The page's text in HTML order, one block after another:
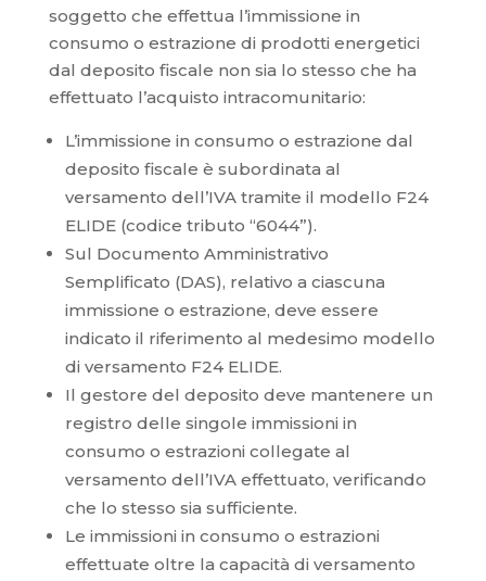
soggetto che effettua l’immissione in
consumo o estrazione di prodotti energetici
dal deposito fiscale non sia lo stesso che ha
effettuato l’acquisto intracomunitario:
L’immissione in consumo o estrazione dal
deposito fiscale è subordinata al
versamento dell’IVA tramite il modello F24
ELIDE (codice tributo “6044”).
Sul Documento Amministrativo
Semplificato (DAS), relativo a ciascuna
immissione o estrazione, deve essere
indicato il riferimento al medesimo modello
di versamento F24 ELIDE.
Il gestore del deposito deve mantenere un
registro delle singole immissioni in
consumo o estrazioni collegate al
versamento dell’IVA effettuato, verificando
che lo stesso sia sufficiente.
Le immissioni in consumo o estrazioni
effettuate oltre la capacità di versamento